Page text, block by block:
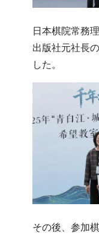
日本棋院常務
出版社元社長
した。
その後、参加